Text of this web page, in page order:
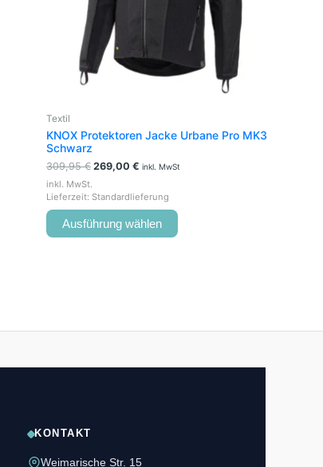
Textil
KNOX Protektoren Jacke Urbane Pro MK3
Schwarz
309,95€ 269,00 € inkl. MwSt
inkl. MwSt.
Lieferzeit: Standardlieferung
Ausführung wählen
können
auf
der
Produktseite
gewählt
KONTAKT
Weimarische Str. 15